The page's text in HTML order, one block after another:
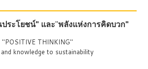
ระโยชน์" และ"พลังแห่งการคิดบวก"
"POSITIVE THINKING"
knowledge to sustainability